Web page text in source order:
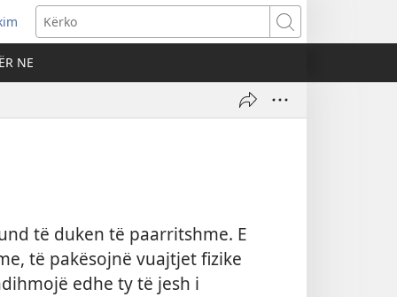
Kërko
NE
të duken të paarritshme. E
të pakësojnë vuajtjet fizike
edhe ty të jesh i